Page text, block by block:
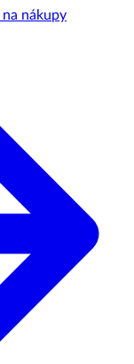
na nákupy